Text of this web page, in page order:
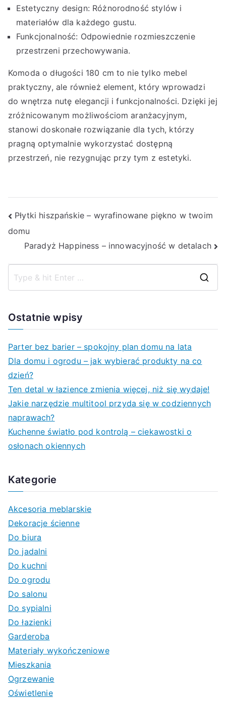
Estetyczny design: Różnorodność stylów i
materiałów dla każdego gustu.
Funkcjonalność: Odpowiednie rozmieszczenie
przestrzeni przechowywania.
Komoda o długości 180 cm to nie tylko mebel
praktyczny, ale również element, który wprowadzi
do wnętrza nutę elegancji i funkcjonalności. Dzięki jej
zróżnicowanym możliwościom aranżacyjnym,
stanowi doskonałe rozwiązanie dla tych, którzy
pragną optymalnie wykorzystać dostępną
przestrzeń, nie rezygnując przy tym z estetyki.
Nawigacja
wpisu
Płytki hiszpańskie – wyrafinowane piękno w twoim
domu
Paradyż Happiness – innowacyjność w detalach
Ostatnie wpisy
Parter bez barier – spokojny plan domu na lata
Dla domu i ogrodu – jak wybierać produkty na co
dzień?
Ten detal w łazience zmienia więcej, niż się wydaje!
Jakie narzędzie multitool przyda się w codziennych
naprawach?
Kuchenne światło pod kontrolą – ciekawostki o
osłonach okiennych
Kategorie
Akcesoria meblarskie
Dekoracje ścienne
Do biura
Do jadalni
Do kuchni
Do ogrodu
Do salonu
Do sypialni
Do łazienki
Garderoba
Materiały wykończeniowe
Mieszkania
Ogrzewanie
Oświetlenie